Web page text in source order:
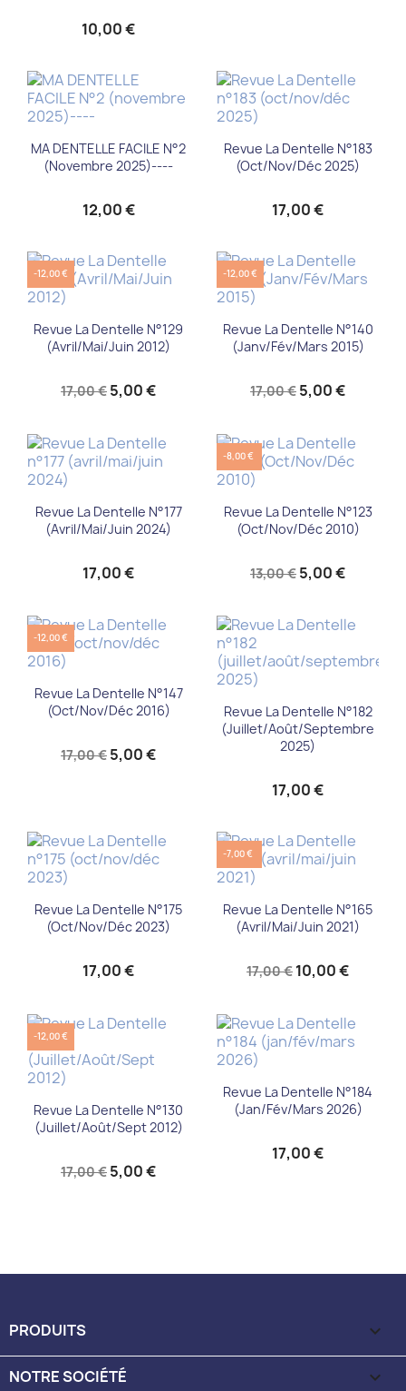
10,00 €
MA DENTELLE FACILE N°2
(novembre 2025)----
12,00 €
Revue La Dentelle N°183
(oct/nov/déc 2025)
17,00 €
Revue La Dentelle N°129
(Avril/Mai/Juin 2012)
17,00 € 5,00 €
-12,00 €
Revue La Dentelle N°140
(Janv/Fév/Mars 2015)
17,00 € 5,00 €
-12,00 €
Revue La Dentelle N°177
(avril/mai/juin 2024)
17,00 €
Revue La Dentelle N°123
(Oct/Nov/Déc 2010)
13,00 € 5,00 €
-8,00 €
Revue La Dentelle N°147
(oct/nov/déc 2016)
17,00 € 5,00 €
-12,00 €
Revue La Dentelle N°182
(juillet/août/septembre
2025)
17,00 €
Revue La Dentelle N°175
(oct/nov/déc 2023)
17,00 €
Revue La Dentelle N°165
(avril/mai/juin 2021)
17,00 € 10,00 €
-7,00 €
Revue La Dentelle N°130
(Juillet/Août/Sept 2012)
17,00 € 5,00 €
-12,00 €
Revue La Dentelle N°184
(jan/fév/mars 2026)
17,00 €
PRODUITS 
NOTRE SOCIÉTÉ 